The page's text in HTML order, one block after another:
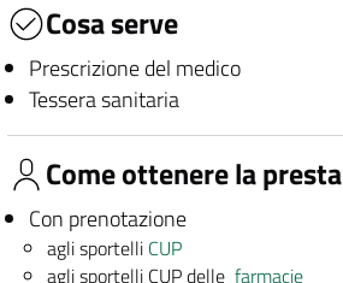
Cosa serve
Prescrizione del medico
Tessera sanitaria
Come ottenere la
Con prenotazione
agli sportelli CUP
agli sportelli CUP dellefarmacie